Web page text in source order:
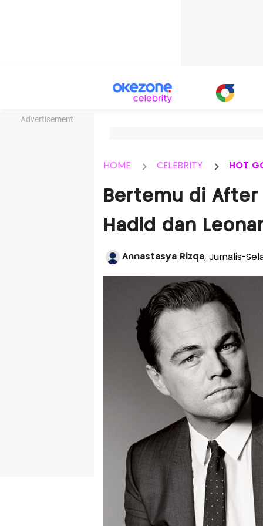
Advertisement
HOME CELEBRITY HOT
Bertemu di After
Hadid dan
Annastasya Rizqa, Jurnalis-